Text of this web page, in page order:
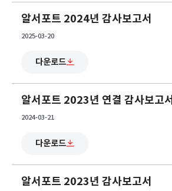
알서포트 2024년 감사보고서
2025-03-20
다운로드
알서포트 2023년 연결 감사보고서
2024-03-21
다운로드
알서포트 2023년 감사보고서